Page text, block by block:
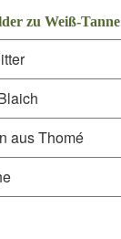
zu Weiß-Tanne
aus Thomé